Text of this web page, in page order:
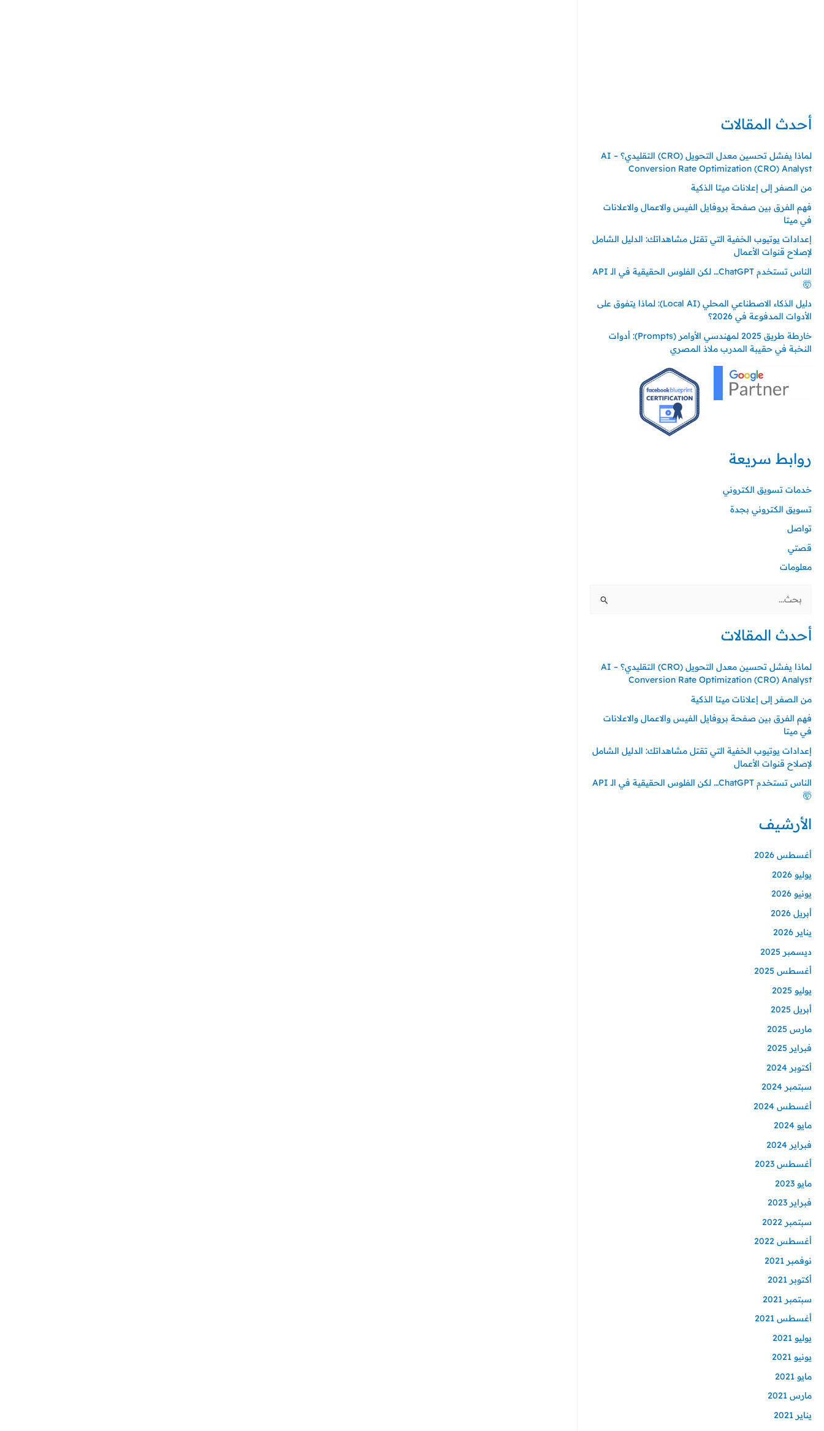
أحدث المقالات
لماذا يفشل تحسين معدل التحويل (CRO) التقليدي؟ – AI
Conversion Rate Optimization (CRO) Analyst
من الصفر إلى إعلانات ميتا الذكية
فهم الفرق بين صفحة بروفايل الفيس والاعمال والاعلانات
في ميتا
إعدادات يوتيوب الخفية التي تقتل مشاهداتك: الدليل الشامل
لإصلاح قنوات الأعمال
الناس تستخدم ChatGPT… لكن الفلوس الحقيقية في الـ API
🤯
دليل الذكاء الاصطناعي المحلي (Local AI): لماذا يتفوق على
الأدوات المدفوعة في 2026؟
خارطة طريق 2025 لمهندسي الأوامر (Prompts): أدوات
النخبة في حقيبة المدرب ملاذ المصري
روابط سريعة
خدمات تسويق الكتروني
تسويق الكتروني بجدة
تواصل
قصتي
معلومات
البحث
أحدث المقالات
لماذا يفشل تحسين معدل التحويل (CRO) التقليدي؟ – AI
Conversion Rate Optimization (CRO) Analyst
من الصفر إلى إعلانات ميتا الذكية
فهم الفرق بين صفحة بروفايل الفيس والاعمال والاعلانات
في ميتا
إعدادات يوتيوب الخفية التي تقتل مشاهداتك: الدليل الشامل
لإصلاح قنوات الأعمال
الناس تستخدم ChatGPT… لكن الفلوس الحقيقية في الـ API
🤯
الأرشيف
أغسطس 2026
يوليو 2026
يونيو 2026
أبريل 2026
يناير 2026
ديسمبر 2025
أغسطس 2025
يوليو 2025
أبريل 2025
مارس 2025
فبراير 2025
أكتوبر 2024
سبتمبر 2024
أغسطس 2024
مايو 2024
فبراير 2024
أغسطس 2023
مايو 2023
فبراير 2023
سبتمبر 2022
أغسطس 2022
نوفمبر 2021
أكتوبر 2021
سبتمبر 2021
أغسطس 2021
يوليو 2021
يونيو 2021
مايو 2021
مارس 2021
يناير 2021